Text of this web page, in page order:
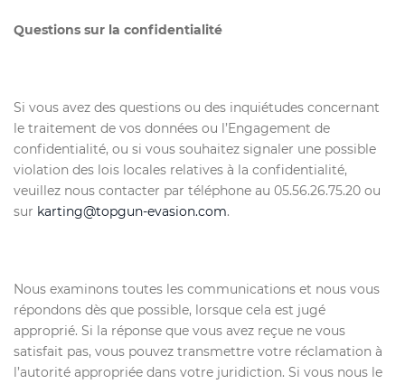
Questions sur la confidentialité
Si vous avez des questions ou des inquiétudes concernant
le traitement de vos données ou l’Engagement de
confidentialité, ou si vous souhaitez signaler une possible
violation des lois locales relatives à la confidentialité,
veuillez nous contacter par téléphone au 05.56.26.75.20 ou
sur karting@topgun-evasion.com.
Nous examinons toutes les communications et nous vous
répondons dès que possible, lorsque cela est jugé
approprié. Si la réponse que vous avez reçue ne vous
satisfait pas, vous pouvez transmettre votre réclamation à
l’autorité appropriée dans votre juridiction. Si vous nous le